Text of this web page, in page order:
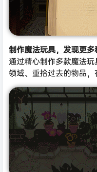
制作魔法玩具，发现更多
通过精心制作多款魔法
领域、重拾过去的物品，